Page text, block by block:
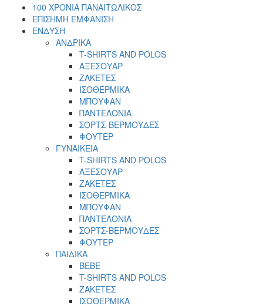
100 ΧΡΟΝΙΑ ΠΑΝΑΙΤΩΛΙΚΟΣ
ΕΠΙΣΗΜΗ ΕΜΦΑΝΙΣΗ
ΕΝΔΥΣΗ
ΑΝΔΡΙΚΑ
T-SHIRTS AND POLOS
ΑΞΕΣΟΥΑΡ
ΖΑΚΕΤΕΣ
ΙΣΟΘΕΡΜΙΚΑ
ΜΠΟΥΦΑΝ
ΠΑΝΤΕΛΟΝΙΑ
ΣΟΡΤΣ-ΒΕΡΜΟΥΔΕΣ
ΦΟΥΤΕΡ
ΓΥΝΑΙΚΕΙΑ
T-SHIRTS AND POLOS
ΑΞΕΣΟΥΑΡ
ΖΑΚΕΤΕΣ
ΙΣΟΘΕΡΜΙΚΑ
ΜΠΟΥΦΑΝ
ΠΑΝΤΕΛΟΝΙΑ
ΣΟΡΤΣ-ΒΕΡΜΟΥΔΕΣ
ΦΟΥΤΕΡ
ΠΑΙΔΙΚΑ
BEBE
T-SHIRTS AND POLOS
ΖΑΚΕΤΕΣ
ΙΣΟΘΕΡΜΙΚΑ